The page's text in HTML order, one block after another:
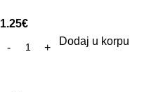
1.25€
Dodaj u korpu